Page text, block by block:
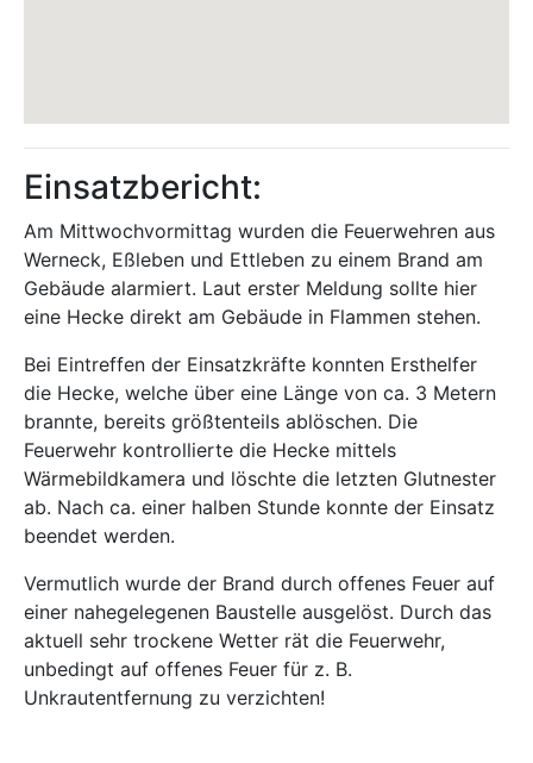
Einsatzbericht:
Am Mittwochvormittag wurden die Feuerwehren aus
Werneck, Eßleben und Ettleben zu einem Brand am
Gebäude alarmiert. Laut erster Meldung sollte hier
eine Hecke direkt am Gebäude in Flammen stehen.
Bei Eintreffen der Einsatzkräfte konnten Ersthelfer
die Hecke, welche über eine Länge von ca. 3 Metern
brannte, bereits größtenteils ablöschen. Die
Feuerwehr kontrollierte die Hecke mittels
Wärmebildkamera und löschte die letzten Glutnester
ab. Nach ca. einer halben Stunde konnte der Einsatz
beendet werden.
Vermutlich wurde der Brand durch offenes Feuer auf
einer nahegelegenen Baustelle ausgelöst. Durch das
aktuell sehr trockene Wetter rät die Feuerwehr,
unbedingt auf offenes Feuer für z. B.
Unkrautentfernung zu verzichten!